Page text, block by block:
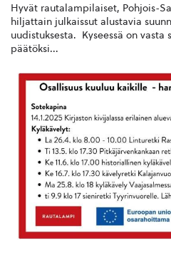
Hyvät rautalampilaiset, Pohjois-
hiljattain julkaissut alustavia
uudistuksesta. Kyseessä on
päätöksi...